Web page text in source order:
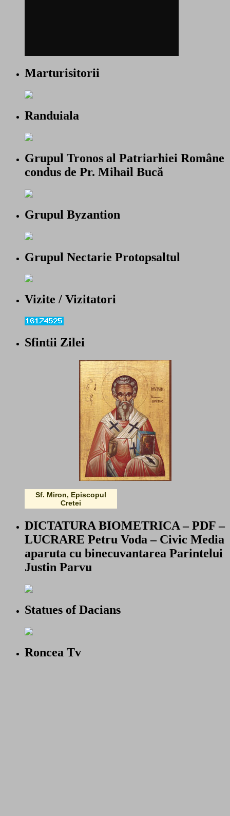
Marturisitorii
Randuiala
Grupul Tronos al Patriarhiei Române
condus de Pr. Mihail Bucă
Grupul Byzantion
Grupul Nectarie Protopsaltul
Vizite / Vizitatori
Sfintii Zilei
Sf. Miron, Episcopul
Cretei
DICTATURA BIOMETRICA – PDF –
LUCRARE Petru Voda – Civic Media
aparuta cu binecuvantarea Parintelui
Justin Parvu
Statues of Dacians
Roncea Tv